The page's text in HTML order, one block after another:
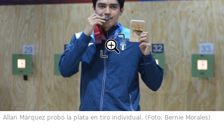
Allan Márquez probó la plata en tiro individual. (Foto: Bernie Morales)